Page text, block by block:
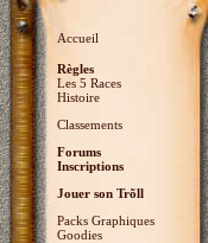
Accueil
Règles
Les 5 Races
Histoire
Classements
Forums
Inscriptions
Jouer son Trõll
Packs Graphiques
Goodies